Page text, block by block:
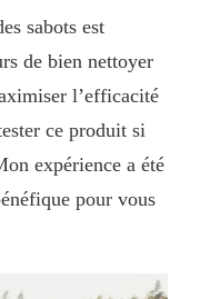
sabots est
de bien nettoyer
l’efficacité
ce produit si
expérience a été
pour vous